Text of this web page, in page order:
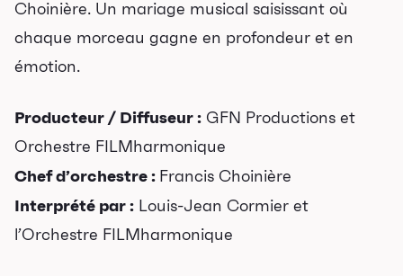
Cartes-cadeaux
Jeunesse
Choux-Bizz
Sorties scolaires
Les Mordus
Séries thématiques
Choinière. Un mariage musical saisissant où
chaque morceau gagne en profondeur et en
émotion.
Producteur / Diffuseur : GFN Productions et
Orchestre FILMharmonique
Chef d’orchestre : Francis Choinière
Interprété par : Louis-Jean Cormier et
l’Orchestre FILMharmonique